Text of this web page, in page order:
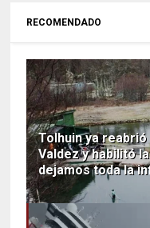
RECOMENDADO
Tolhuin ya
Valdez y habilitó
dejamos toda la